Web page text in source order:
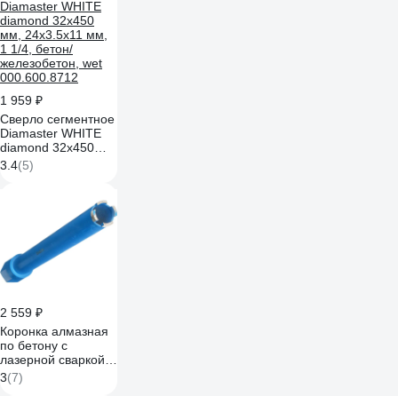
1 959 ₽
Сверло сегментное
Diamaster WHITE
diamond 32х450
мм, 24х3.5х11 мм,
1 1/4, бетон/
3.4(5)
2 559 ₽
Коронка алмазная
по бетону с
лазерной сваркой
сегмента 36x450
мм,
3(7)